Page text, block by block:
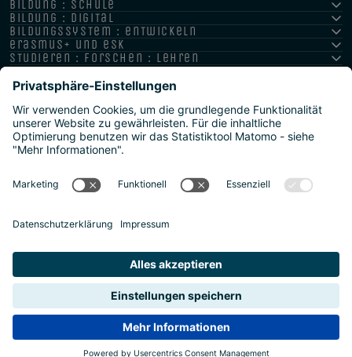
bildung : schule
bildung : digital
bildungssystem : entwickeln
erasmus+ und esk
studieren : forschen : lehren
hochschule : strategie : international
2026 | Agentur für Bildung und Internationalisierung
Datenschutz
Meldestelle/Hinweisgeber
Sitemap